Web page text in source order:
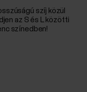
szíj közül
az S és L közötti
színedben!